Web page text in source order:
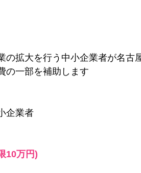
の拡大を行う中小企業者が名古
の一部を補助します
企業者
10万円)